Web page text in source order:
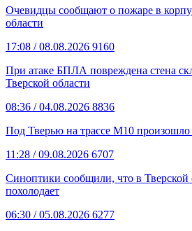
Очевидцы сообщают о пожаре в
области
17:08 / 08.08.2026 9160
При атаке БПЛА повреждена стена
Тверской области
08:36 / 04.08.2026 8836
Под Тверью на трассе М10
11:28 / 09.08.2026 6707
Синоптики сообщили, что в Тверской
похолодает
06:30 / 05.08.2026 6277